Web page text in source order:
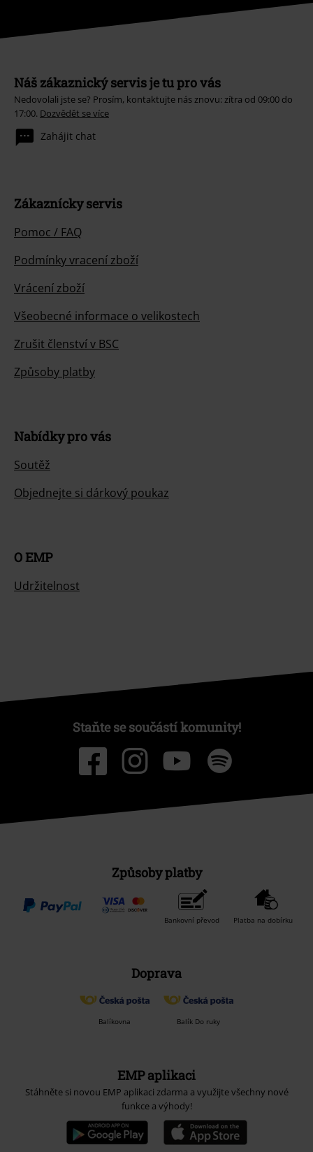
Náš zákaznický servis je tu pro vás
Nedovolali jste se? Prosím, kontaktujte nás znovu: zítra od 09:00 do
17:00. Dozvědět se více
Zahájit chat
Zákaznícky servis
Pomoc / FAQ
Podmínky vracení zboží
Vrácení zboží
Všeobecné informace o velikostech
Zrušit členství v BSC
Způsoby platby
Nabídky pro vás
Soutěž
Objednejte si dárkový poukaz
O EMP
Udržitelnost
Staňte se součástí komunity!
Způsoby platby
Bankovní převod Platba na dobírku
Doprava
Balíkovna Balík Do ruky
EMP aplikaci
Stáhněte si novou EMP aplikaci zdarma a využijte všechny nové
funkce a výhody!